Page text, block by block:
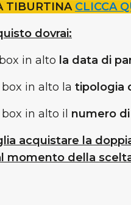
TIBURTINA CLICCA
dovrai:
in alto la data di
in alto la tipologia
in alto il numero
acquistare la
momento della